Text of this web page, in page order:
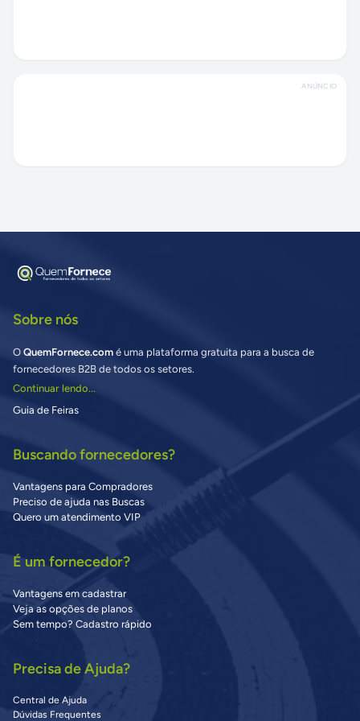
ANÚNCIO
Sobre nós
O QuemFornece.com é uma plataforma gratuita para a busca de
fornecedores B2B de todos os setores.
Continuar lendo...
Guia de Feiras
Buscando fornecedores?
Vantagens para Compradores
Preciso de ajuda nas Buscas
Quero um atendimento VIP
É um fornecedor?
Vantagens em cadastrar
Veja as opções de planos
Sem tempo? Cadastro rápido
Precisa de Ajuda?
Central de Ajuda
Dúvidas Frequentes